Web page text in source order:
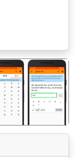
अगला